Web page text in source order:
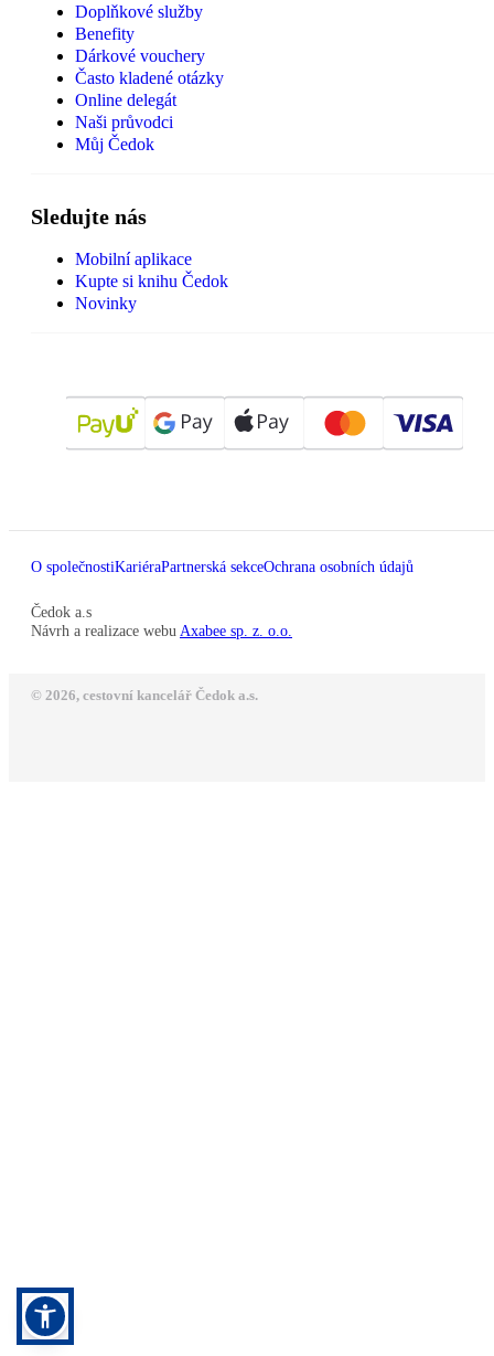
Doplňkové služby
Benefity
Dárkové vouchery
Často kladené otázky
Online delegát
Naši průvodci
Můj Čedok
Sledujte nás
Mobilní aplikace
Kupte si knihu Čedok
Novinky
O společnostiKariéraPartnerská sekceOchrana osobních údajů
Čedok a.s
Návrh a realizace webu Axabee sp. z. o.o.
© 2026, cestovní kancelář Čedok a.s.